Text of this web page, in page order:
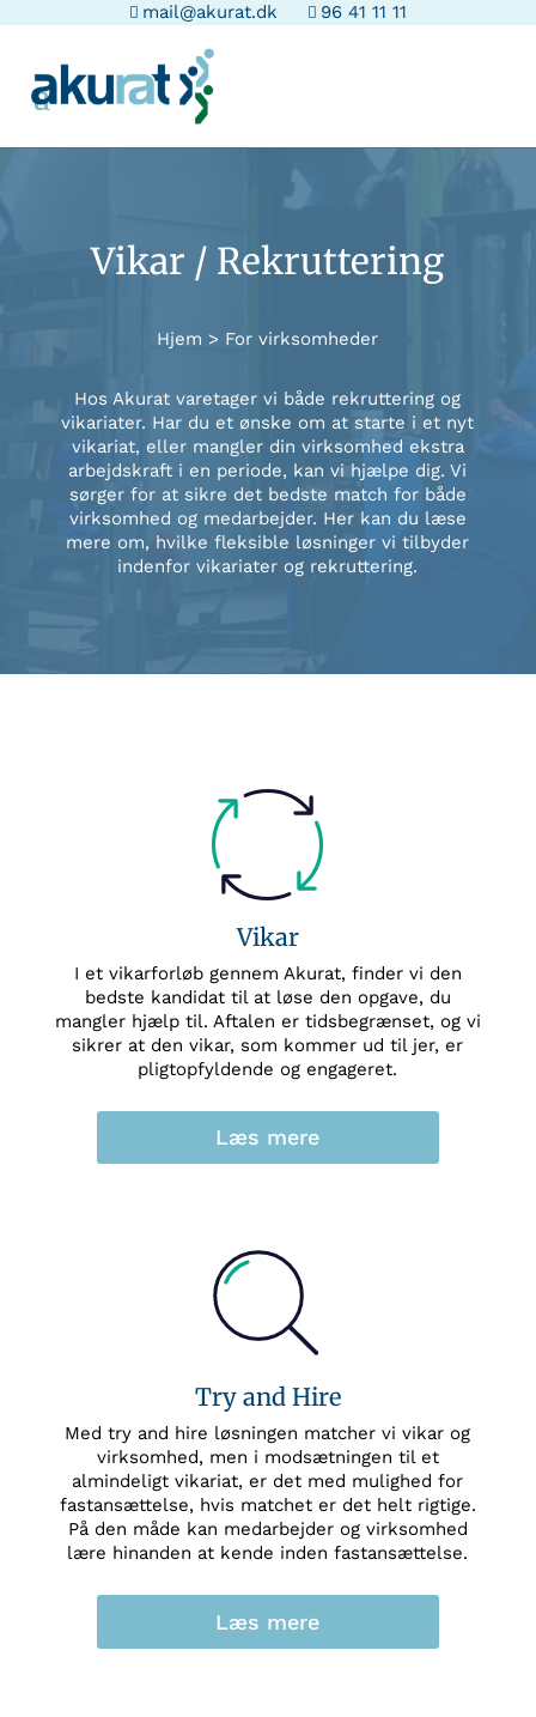
mail@akurat.dk 96 41 11 11
Vikar / Rekruttering
Hjem > For virksomheder
Hos Akurat varetager vi både rekruttering og
vikariater. Har du et ønske om at starte i et nyt
vikariat, eller mangler din virksomhed ekstra
arbejdskraft i en periode, kan vi hjælpe dig. Vi
sørger for at sikre det bedste match for både
virksomhed og medarbejder. Her kan du læse
mere om, hvilke fleksible løsninger vi tilbyder
indenfor vikariater og rekruttering.
Vikar
I et vikarforløb gennem Akurat, finder vi den
bedste kandidat til at løse den opgave, du
mangler hjælp til. Aftalen er tidsbegrænset, og vi
sikrer at den vikar, som kommer ud til jer, er
pligtopfyldende og engageret.
Læs mere
Try and Hire
Med try and hire løsningen matcher vi vikar og
virksomhed, men i modsætningen til et
almindeligt vikariat, er det med mulighed for
fastansættelse, hvis matchet er det helt rigtige.
På den måde kan medarbejder og virksomhed
lære hinanden at kende inden fastansættelse.
Læs mere